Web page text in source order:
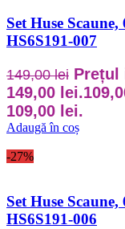
Set Huse
HS6S191-007
149,00lei Prețul
149,00 lei.
109,00 lei.
Adaugă în coș
-27%
Set Huse
HS6S191-006